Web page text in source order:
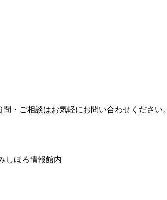
・ご相談はお気軽にお問い合わせください。
しほろ情報館内